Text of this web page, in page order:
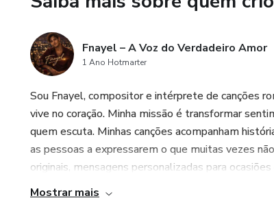
Fnayel – A Voz do Verdadeiro Amor
1 Ano Hotmarter
Sou Fnayel, compositor e intérprete de canções
vive no coração. Minha missão é transformar
quem escuta. Minhas canções acompanham
as pessoas a expressarem o que muitas vezes
originais, mensagens personalizadas para
Mostrar mais